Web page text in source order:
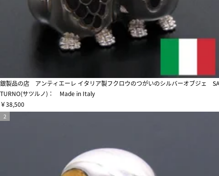
銀製品の店 アンティエーレ イタリア製フクロウのつがいのシルバーオブジェ SA
TURNO(サツルノ)： Made in Italy
￥38,500